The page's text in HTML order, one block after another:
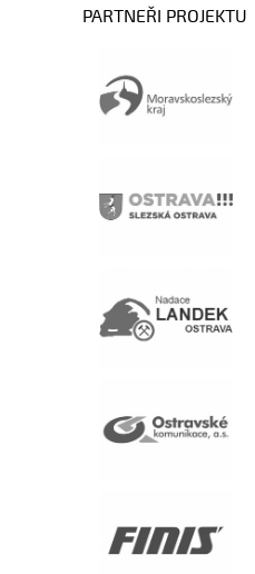
PARTNEŘI PROJEKTU